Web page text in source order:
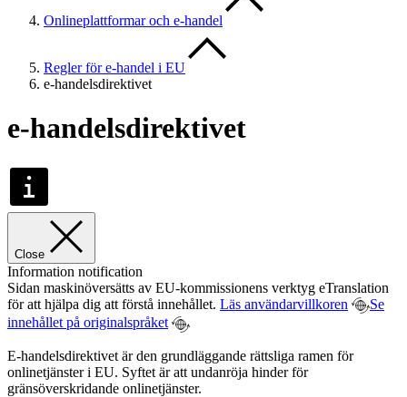
Onlineplattformar och e-handel
Regler för e-handel i EU
e-handelsdirektivet
e-handelsdirektivet
Close
Information notification
Sidan maskinöversätts av EU-kommissionens verktyg eTranslation
för att hjälpa dig att förstå innehållet. Läs användarvillkoren
Se
innehållet på originalspråket
E-handelsdirektivet är den grundläggande rättsliga ramen för
onlinetjänster i EU. Syftet är att undanröja hinder för
gränsöverskridande onlinetjänster.